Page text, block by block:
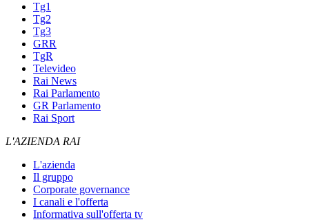
Tg1
Tg2
Tg3
GRR
TgR
Televideo
Rai News
Rai Parlamento
GR Parlamento
Rai Sport
L'AZIENDA RAI
L'azienda
Il gruppo
Corporate governance
I canali e l'offerta
Informativa sull'offerta tv